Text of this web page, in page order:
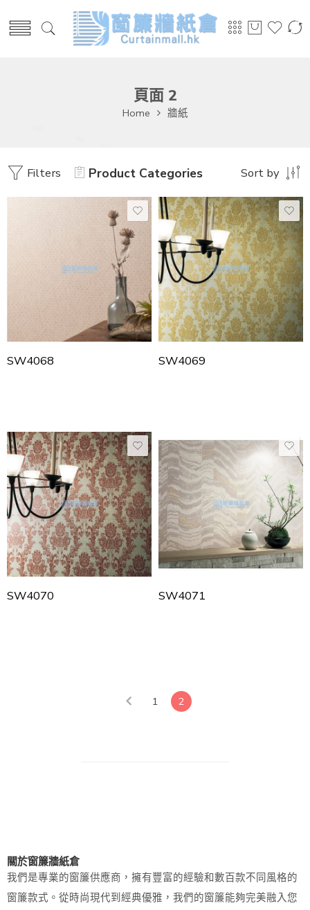
頁面 2
Home 牆紙
Filters Product Categories Sort by
SW4068 SW4069
SW4070 SW4071
1 2
關於窗簾牆紙倉
我們是專業的窗簾供應商，擁有豐富的經驗和數百款不同風格的
窗簾款式。從時尚現代到經典優雅，我們的窗簾能夠完美融入您